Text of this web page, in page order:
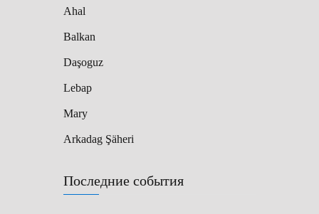
Ahal
Balkan
Daşoguz
Lebap
Mary
Arkadag Şäheri
Последние события